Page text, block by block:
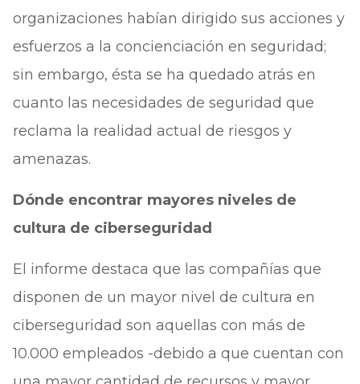
organizaciones habían dirigido sus acciones y
esfuerzos a la concienciación en seguridad;
sin embargo, ésta se ha quedado atrás en
cuanto las necesidades de seguridad que
reclama la realidad actual de riesgos y
amenazas.
Dónde encontrar mayores niveles de
cultura de ciberseguridad
El informe destaca que las compañías que
disponen de un mayor nivel de cultura en
ciberseguridad son aquellas con más de
10.000 empleados -debido a que cuentan con